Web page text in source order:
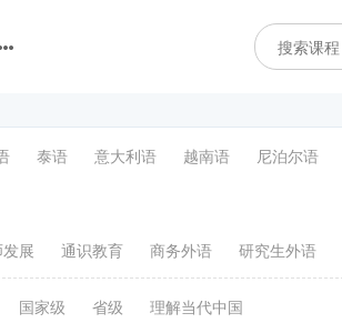
泰语 意大利语 越南语 尼泊尔语
展 通识教育 商务外语 研究生外语
国家级 省级 理解当代中国